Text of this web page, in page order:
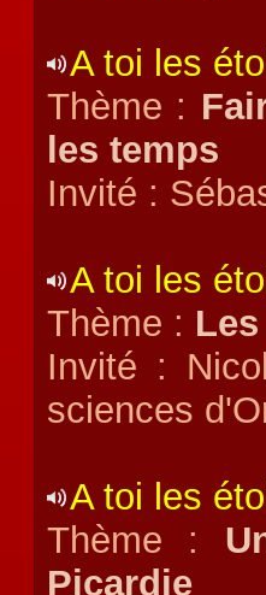
A toi les
Thème :
les temps
Invité :
A toi les
Thème :
Invité :
sciences
A toi les
Thème :
Picardie